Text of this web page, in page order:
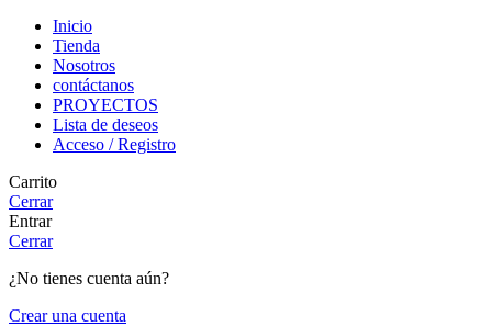
Inicio
Tienda
Nosotros
contáctanos
PROYECTOS
Lista de deseos
Acceso / Registro
Carrito
Cerrar
Entrar
Cerrar
¿No tienes cuenta aún?
Crear una cuenta